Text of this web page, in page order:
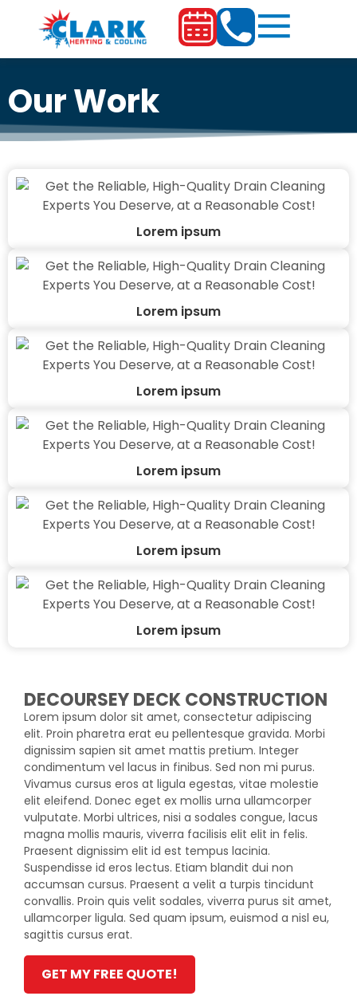
Our Work
Lorem ipsum
Lorem ipsum
Lorem ipsum
Lorem ipsum
Lorem ipsum
Lorem ipsum
DECOURSEY DECK CONSTRUCTION
Lorem ipsum dolor sit amet, consectetur adipiscing
elit. Proin pharetra erat eu pellentesque gravida. Morbi
dignissim sapien sit amet mattis pretium. Integer
condimentum vel lacus in finibus. Sed non mi purus.
Vivamus cursus eros at ligula egestas, vitae molestie
elit eleifend. Donec eget ex mollis urna ullamcorper
vulputate. Morbi ultrices, nisi a sodales congue, lacus
magna mollis mauris, viverra facilisis elit elit in felis.
Praesent dignissim elit id est tempus lacinia.
Suspendisse id eros lectus. Etiam blandit dui non
accumsan cursus. Praesent a velit a turpis tincidunt
convallis. Proin quis velit sodales, viverra purus sit amet,
ullamcorper ligula. Sed quam ipsum, euismod a nisl eu,
sagittis cursus erat.
GET MY FREE QUOTE!